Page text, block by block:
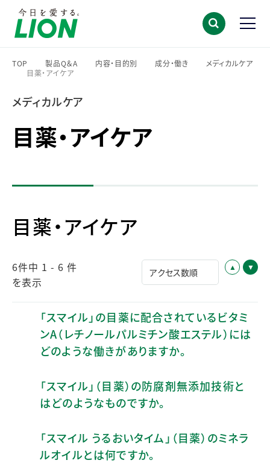
TOP
>
製品Q＆A
内容・目的別
成分・働き
メディカルケア
目薬・アイケア
メディカルケア
目薬・アイケア
目薬・アイケア
6件中 1 - 6 件
を表示
「スマイル」の目薬に配合されているビタミ
ンA（レチノールパルミチン酸エステル）には
どのような働きがありますか。
「スマイル」（目薬）の防腐剤無添加技術と
はどのようなものですか。
「スマイル うるおいタイム」（目薬）のミネラ
ルオイルとは何ですか。